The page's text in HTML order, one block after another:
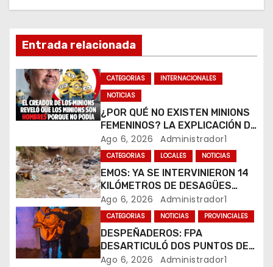
i
ó
n
d
e
e
n
t
r
a
Entrada relacionada
CATEGORIAS
INTERNACIONALES
NOTICIAS
¿POR QUÉ NO EXISTEN MINIONS
FEMENINOS? LA EXPLICACIÓN DE
SU CREADOR QUE VOLVIÓ A
VIRALIZARSE
Ago 6, 2026 Administrador1
CATEGORIAS LOCALES NOTICIAS
EMOS: YA SE INTERVINIERON 14
KILÓMETROS DE DESAGÜES
PLUVIALES
Ago 6, 2026 Administrador1
CATEGORIAS NOTICIAS PROVINCIALES
DESPEÑADEROS: FPA
DESARTICULÓ DOS PUNTOS DE
VENTA DE DROGAS. TRES
Ago 6, 2026 Administrador1